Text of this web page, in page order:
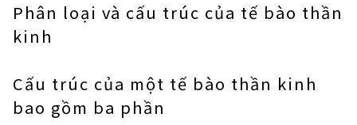
Phân loại và cấu trúc của tế bào thần
kinh
Cấu trúc của một tế bào thần kinh
bao gồm ba phần